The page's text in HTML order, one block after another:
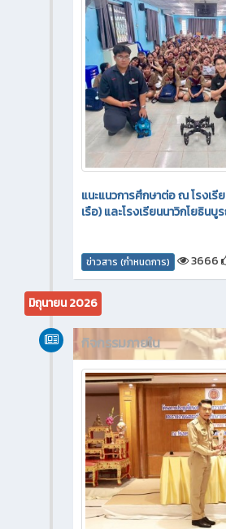
แนะแนวการศึกษาต่อ ณ โรงเ
เรือ) และโรงเรียนนาวิกโยธินบู
ข่าวสาร (กำหนดการ) 3666
มิถุนายน 2026
กิจกรรมภายใน